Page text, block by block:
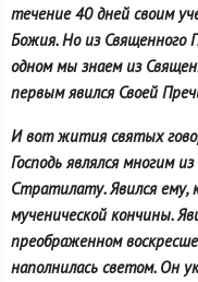
течение 40 дней своим
Божия. Но из Священного
одном мы знаем из
первым явился Своей
И вот жития святых
Господь являлся многим
Стратилату. Явился ему,
мученической кончины.
преображенном
наполнилась светом. Он